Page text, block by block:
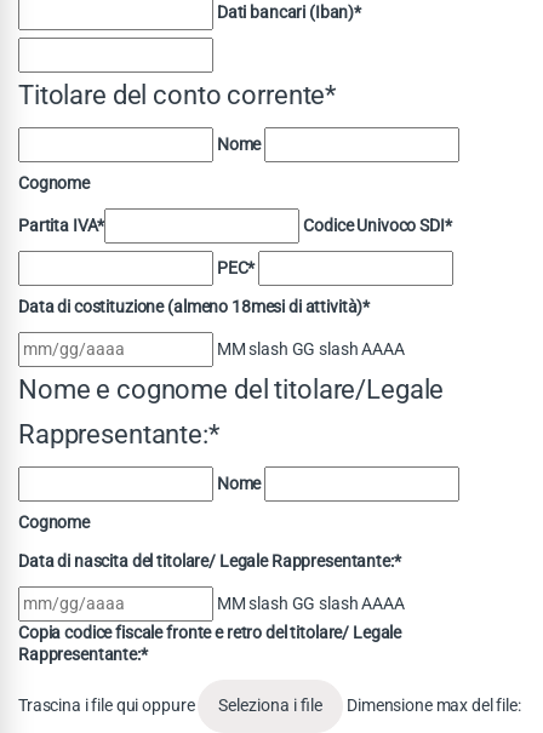
Dati bancari (Iban)*
Titolare del conto corrente*
Nome
Cognome
Partita IVA* Codice Univoco SDI*
PEC*
Data di costituzione (almeno 18mesi di attività)*
MM slash GG slash AAAA
Nome e cognome del titolare/Legale
Rappresentante:*
Nome
Cognome
Data di nascita del titolare/ Legale Rappresentante:*
MM slash GG slash AAAA
Copia codice fiscale fronte e retro del titolare/ Legale
Rappresentante:*
Trascina i file qui oppure Seleziona i file Dimensione max del file: